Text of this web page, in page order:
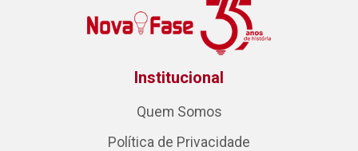
Institucional
Quem Somos
Política de Privacidade